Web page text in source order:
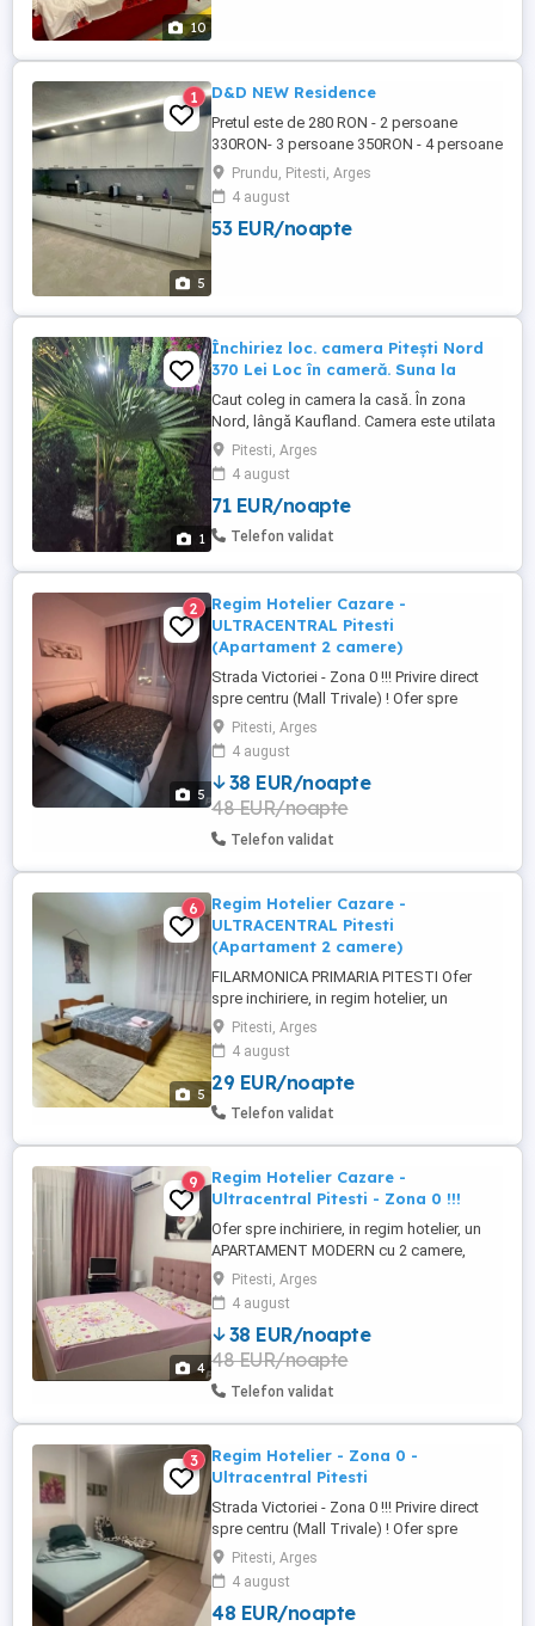
10
5
1 D&D NEW Residence
Pretul este de 280 RON - 2 persoane
330RON- 3 persoane 350RON - 4 persoane
Apartamentul se afla in Pitesti, ofera wi-fi
gratuit si parcare in curtea privata! Este
situat intr-un imobil nou si ofera conditii
moderne si calitative. Dispune de aer
Prundu, Pitesti, Arges
4 august
53 EUR/noapte
1
Închiriez loc. camera Pitești Nord
370 Lei Loc în cameră. Suna la
Caut coleg in camera la casă. În zona
Nord, lângă Kaufland. Camera este utilata
pt. 2 persoane, condiții avantajoase. 370
Lei de persoana + utilități. Nu scrieti
mesaje.
Pitesti, Arges
4 august
71 EUR/noapte
Telefon validat
5
2
Regim Hotelier Cazare -
ULTRACENTRAL Pitesti
(Apartament 2 camere)
Strada Victoriei - Zona 0 !!! Privire direct
spre centru (Mall Trivale) ! Ofer spre
inchiriere, in regim hotelier, un
APARTAMENT MODERN cu 2 camere,
extrem de CURAT, situat ULTRACENTRAL,
chiar in inima orasului PITESTI; Imobilul
este, asadar, la cativa pasi distanta de
orice mijloc de transport, cafenele ...
Pitesti, Arges
4 august
38 EUR/noapte
48 EUR/noapte
Telefon validat
5
6
Regim Hotelier Cazare -
ULTRACENTRAL Pitesti
(Apartament 2 camere)
FILARMONICA PRIMARIA PITESTI Ofer
spre inchiriere, in regim hotelier, un
APARTAMENT MODERN cu 2 camere,
extrem de CURAT, situat ULTRACENTRAL,
chiar in inima orasului PITESTI; Imobilul
este, asadar, la cativa pasi distanta de
orice mijloc de transport, cafenele ,
Pitesti, Arges
4 august
29 EUR/noapte
Telefon validat
4
9
Regim Hotelier Cazare -
Ultracentral Pitesti - Zona 0 !!!
Ofer spre inchiriere, in regim hotelier, un
APARTAMENT MODERN cu 2 camere,
extrem de CURAT, situat ULTRACENTRAL,
chiar in inima orasului PITESTI; Imobilul
este, asadar, la cativa pasi distanta de
orice mijloc de transport, cafenele ,
restaurante, institutii publice, zona
pietonala!!! Apartamentul beneficiaza ...
Pitesti, Arges
4 august
38 EUR/noapte
48 EUR/noapte
Telefon validat
3
Regim Hotelier - Zona 0 -
Ultracentral Pitesti
Strada Victoriei - Zona 0 !!! Privire direct
spre centru (Mall Trivale) ! Ofer spre
inchiriere, in regim hotelier, un
APARTAMENT MODERN cu 2 camere,
extrem de CURAT, situat ULTRACENTRAL,
chiar in inima orasului PITESTI; Imobilul
Pitesti, Arges
4 august
48 EUR/noapte